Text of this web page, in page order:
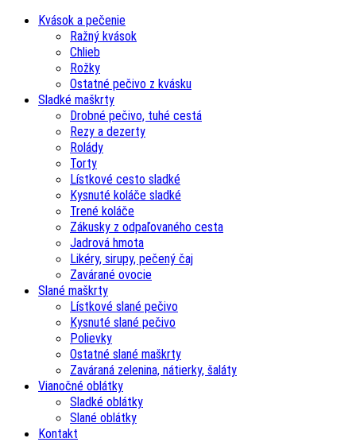
Kvások a pečenie
Ražný kvások
Chlieb
Rožky
Ostatné pečivo z kvásku
Sladké maškrty
Drobné pečivo, tuhé cestá
Rezy a dezerty
Rolády
Torty
Lístkové cesto sladké
Kysnuté koláče sladké
Trené koláče
Zákusky z odpaľovaného cesta
Jadrová hmota
Likéry, sirupy, pečený čaj
Zavárané ovocie
Slané maškrty
Lístkové slané pečivo
Kysnuté slané pečivo
Polievky
Ostatné slané maškrty
Zaváraná zelenina, nátierky, šaláty
Vianočné oblátky
Sladké oblátky
Slané oblátky
Kontakt